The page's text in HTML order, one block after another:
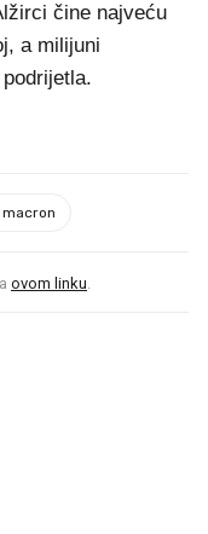
čine najveću
a milijuni
ovom linku.